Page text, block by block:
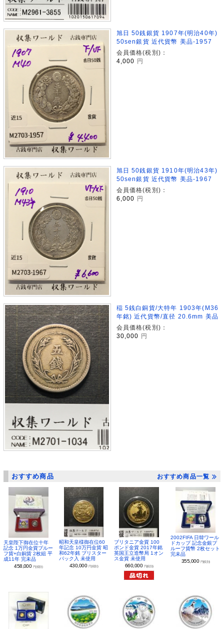
旭日 50銭銀貨 1907年(明治40年)
50sen銀貨 近代貨幣 美品-1957
会員価格(税別)：
4,000
円
旭日 50銭銀貨 1910年(明治43年)
50sen銀貨 近代貨幣 美品-1967
会員価格(税別)：
6,000
円
稲 5銭白銅貨/大特年 1903年(M36
年銘) 近代貨幣/直径 20.6mm 美品
会員価格(税別)：
30,000
円
おすすめ商品 おすすめ商品一覧
天皇陛下御在位十年
記念 1万円金貨プルー
フ貨+白銅貨 2枚組 平
成11年 完未品
458,000 円(税別)
昭和天皇様御在位60
年記念 10万円金貨 昭
和62年銘 ブリスター
パック入 未使用
430,000 円(税別)
ブリタニア金貨 100
ポンド金貨 2017年銘
英国王立造幣局 1オン
ス金貨 未使用
660,000 円(税別)
2002FIFA 日韓ワール
ドカップ 記念金銀プ
ルーフ貨幣 2枚セット
完未品
355,000 円(税別)